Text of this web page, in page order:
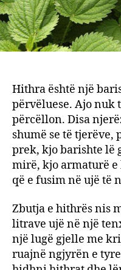
Hithra është një
përvëluese. Ajo nuk
përcëllon. Disa
shumë se të tjerëve,
prek, kjo barishte lë
mirë, kjo armaturë
që e fusim në ujë të
Zbutja e hithrës nis
litrave ujë në një
një lugë gjelle me
ruajnë ngjyrën e